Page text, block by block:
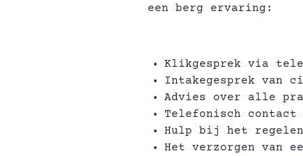
een berg ervaring:
Klikgesprek via
Intakegesprek
Advies over alle
Telefonisch
Hulp bij het regelen
Het verzorgen van